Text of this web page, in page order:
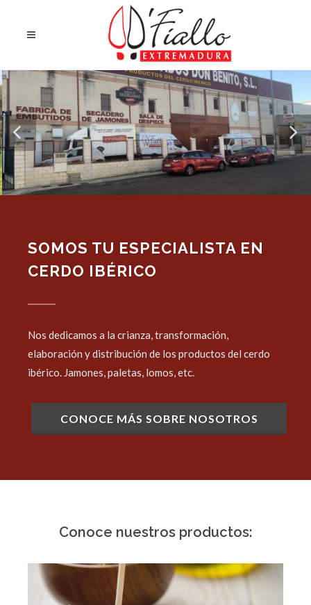
SOMOS TU ESPECIALISTA EN
CERDO IBÉRICO
Nos dedicamos a la crianza, transformación,
elaboración y distribución de los productos del cerdo
ibérico. Jamones, paletas, lomos, etc.
CONOCE MÁS SOBRE NOSOTROS
Conoce nuestros productos: